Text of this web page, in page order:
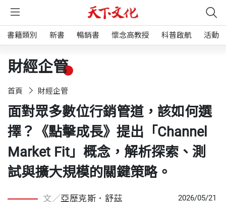
書籍類別 新書 暢銷書 懷念高教授 科普啟航 活動
財經企管
首頁 財經企管
面對眾多數位行銷管道，該如何選
擇？《點擊成長》提出「Channel
Market Fit」概念，解析探索、測
試與擴大規模的關鍵策略。
文／亞歷克斯．舒茲 2026/05/21